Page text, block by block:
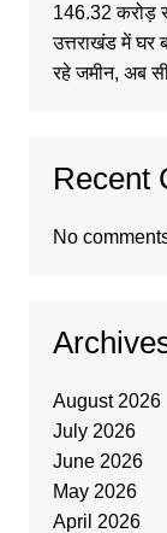
146.32 करोड़
उत्तराखंड में घर
रहे जमीन, अब
Recent
No
August 2026
July 2026
June 2026
May 2026
April 2026